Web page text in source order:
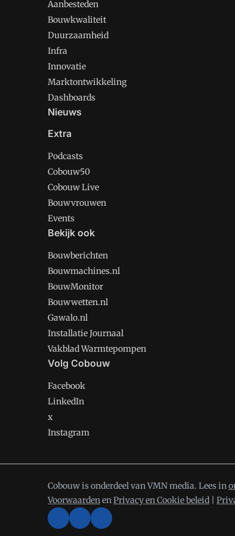
Aanbesteden
Bouwkwaliteit
Duurzaamheid
Infra
Innovatie
Marktontwikkeling
Dashboards
Nieuws
Extra
Podcasts
Cobouw50
Cobouw Live
Bouwvrouwen
Events
Bekijk ook
Bouwberichten
Bouwmachines.nl
BouwMonitor
Bouwwetten.nl
Gawalo.nl
Installatie Journaal
Vakblad Warmtepompen
Volg Cobouw
Facebook
LinkedIn
x
Instagram
Cobouw is onderdeel van VMN media. Lees in
VoorwaardenenPrivacy en Cookie beleid